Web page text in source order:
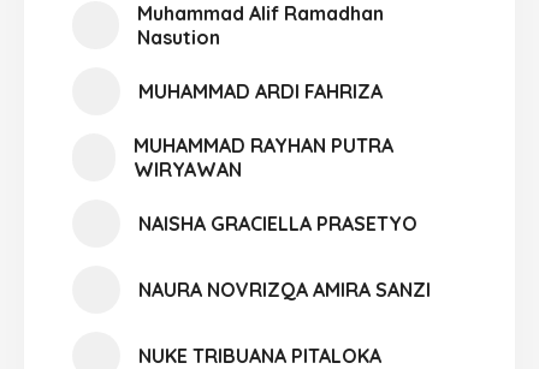
Muhammad Alif Ramadhan
Nasution
MUHAMMAD ARDI FAHRIZA
MUHAMMAD RAYHAN PUTRA
WIRYAWAN
NAISHA GRACIELLA PRASETYO
NAURA NOVRIZQA AMIRA SANZI
NUKE TRIBUANA PITALOKA